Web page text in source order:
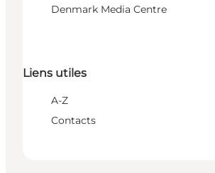
Denmark Media Centre
Liens utiles
A-Z
Contacts